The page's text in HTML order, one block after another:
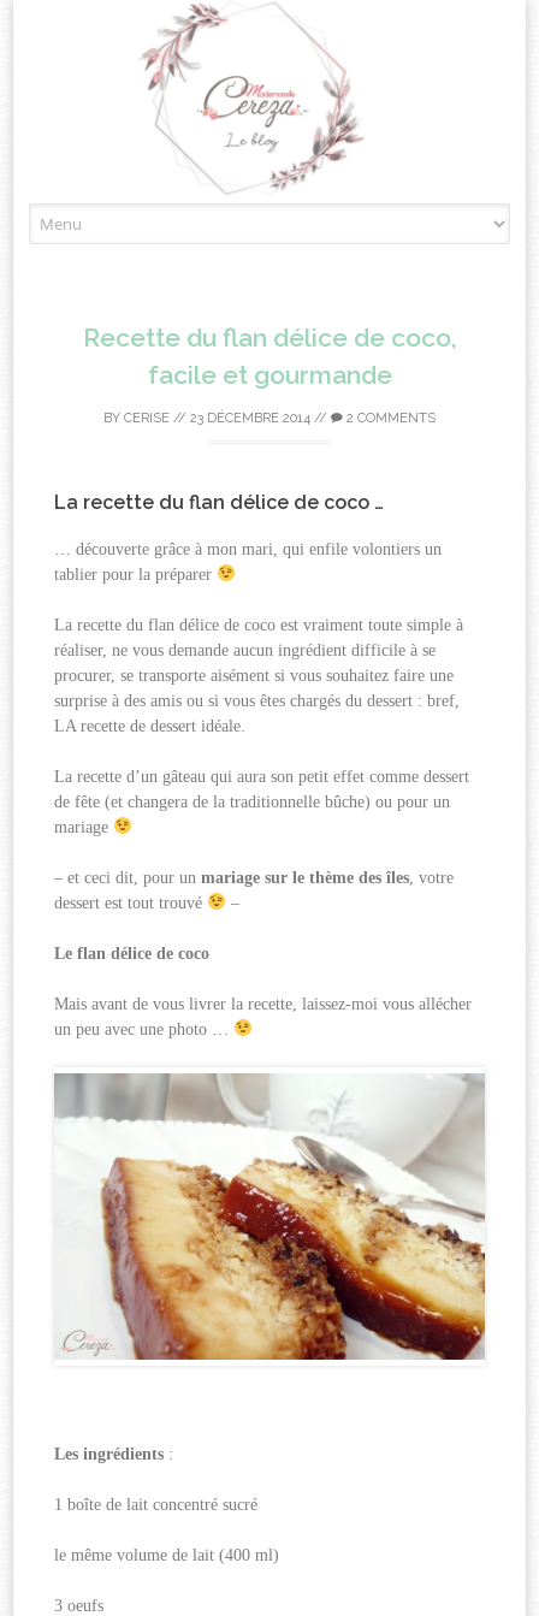
to
Recette du flan délice de coco,
facile et gourmande
BY CERISE // 23 DÉCEMBRE 2014 // 2 COMMENTS
La recette du flan délice de coco …
… découverte grâce à mon mari, qui enfile volontiers un
tablier pour la préparer
La recette du flan délice de coco est vraiment toute simple à
réaliser, ne vous demande aucun ingrédient difficile à se
procurer, se transporte aisément si vous souhaitez faire une
surprise à des amis ou si vous êtes chargés du dessert : bref,
LA recette de dessert idéale.
La recette d’un gâteau qui aura son petit effet comme dessert
de fête (et changera de la traditionnelle bûche) ou pour un
mariage
– et ceci dit, pour unmariage sur le thème des îles , votre
dessert est tout trouvé
–
Le flan délice de coco
Mais avant de vous livrer la recette, laissez-moi vous allécher
un peu avec une photo …
Les ingrédients :
1 boîte de lait concentré sucré
le même volume de lait (400 ml)
3 oeufs